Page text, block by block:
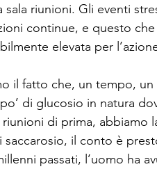
sala riunioni. Gli eventi
continue, e questo
elevata per
il fatto che, un tempo,
di glucosio in natura
di prima, abbiamo
saccarosio, il conto è
passati, l’uomo ha